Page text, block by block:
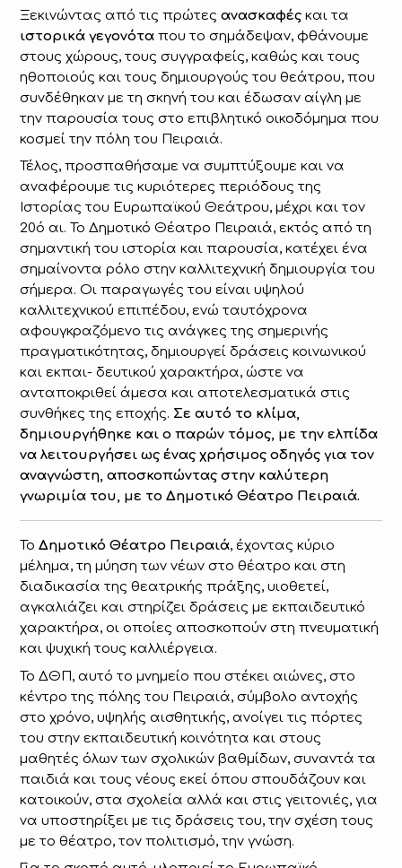
Ξεκινώντας από τις πρώτεςανασκαφέςκαι τα
ιστορικά γεγονότα που το σημάδεψαν, φθάνουμε
στους χώρους, τους συγγραφείς, καθώς και τους
ηθοποιούς και τους δημιουργούς του θεάτρου, που
συνδέθηκαν με τη σκηνή του και έδωσαν αίγλη με
την παρουσία τους στο επιβλητικό οικοδόμημα που
κοσμεί την πόλη του Πειραιά.
Τέλος, προσπαθήσαμε να συμπτύξουμε και να
αναφέρουμε τις κυριότερες περιόδους της
Ιστορίας του Ευρωπαϊκού Θεάτρου, μέχρι και τον
20ό αι. Το Δημοτικό Θέατρο Πειραιά, εκτός από τη
σημαντική του ιστορία και παρουσία, κατέχει ένα
σημαίνοντα ρόλο στην καλλιτεχνική δημιουργία του
σήμερα. Οι παραγωγές του είναι υψηλού
καλλιτεχνικού επιπέδου, ενώ ταυτόχρονα
αφουγκραζόμενο τις ανάγκες της σημερινής
πραγματικότητας, δημιουργεί δράσεις κοινωνικού
και εκπαι- δευτικού χαρακτήρα, ώστε να
ανταποκριθεί άμεσα και αποτελεσματικά στις
συνθήκες της εποχής. Σε αυτό το κλίμα,
δημιουργήθηκε και ο παρών τόμος, με την ελπίδα
να λειτουργήσει ως ένας χρήσιμος οδηγός για τον
αναγνώστη, αποσκοπώντας στην καλύτερη
γνωριμία του, με το Δημοτικό Θέατρο Πειραιά.
Το Δημοτικό Θέατρο Πειραιά, έχοντας κύριο
μέλημα, τη μύηση των νέων στο θέατρο και στη
διαδικασία της θεατρικής πράξης, υιοθετεί,
αγκαλιάζει και στηρίζει δράσεις με εκπαιδευτικό
χαρακτήρα, οι οποίες αποσκοπούν στη πνευματική
και ψυχική τους καλλιέργεια.
Το ΔΘΠ, αυτό το μνημείο που στέκει αιώνες, στο
κέντρο της πόλης του Πειραιά, σύμβολο αντοχής
στο χρόνο, υψηλής αισθητικής, ανοίγει τις πόρτες
του στην εκπαιδευτική κοινότητα και στους
μαθητές όλων των σχολικών βαθμίδων, συναντά τα
παιδιά και τους νέους εκεί όπου σπουδάζουν και
κατοικούν, στα σχολεία αλλά και στις γειτονιές, για
να υποστηρίξει με τις δράσεις του, την σχέση τους
με το θέατρο, τον πολιτισμό, την γνώση.